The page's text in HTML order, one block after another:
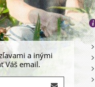
a inými
Váš email.